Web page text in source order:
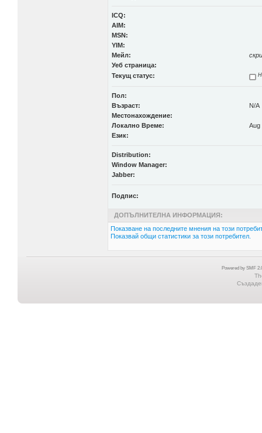
ICQ:
AIM:
MSN:
YIM:
Мейл:
Уеб страница:
Текущ статус:
Пол:
Възраст:
N/A
Местонахождение:
Локално Време:
Aug
Език:
Distribution:
Window Manager:
Jabber:
Подпис:
ДОПЪЛНИТЕЛНА ИНФОРМАЦИЯ:
Показване на последните мнения на този
Показвай общи статистики за този потребител.
Powered by SMF